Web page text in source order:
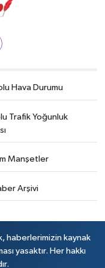
Hava Durumu
Trafik Yoğunluk
Manşetler
Arşivi
haberlerimizin kaynak
yasaktır. Her hakkı